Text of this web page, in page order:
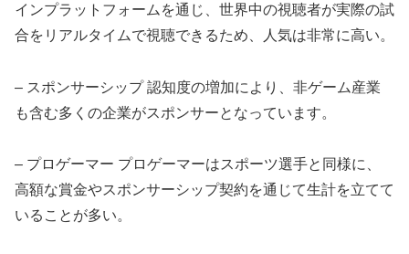
インプラットフォームを通じ、世界中の視聴者が実際の試
合をリアルタイムで視聴できるため、人気は非常に高い。
– スポンサーシップ 認知度の増加により、非ゲーム産業
も含む多くの企業がスポンサーとなっています。
– プロゲーマー プロゲーマーはスポーツ選手と同様に、
高額な賞金やスポンサーシップ契約を通じて生計を立てて
いることが多い。